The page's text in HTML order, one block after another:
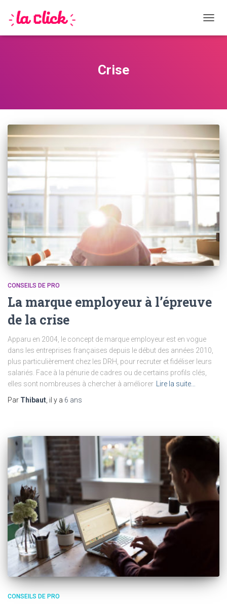
Crise
CONSEILS DE PRO
La marque employeur à l’épreuve
de la crise
Apparu en 2004, le concept de marque employeur est en vogue
dans les entreprises françaises depuis le début des années 2010,
plus particulièrement chez les DRH, pour recruter et fidéliser leurs
salariés. Face à la pénurie de cadres ou de certains profils clés,
elles sont nombreuses à chercher à améliorer
Lire la suite…
Par Thibaut , il y a 6 ans
CONSEILS DE PRO